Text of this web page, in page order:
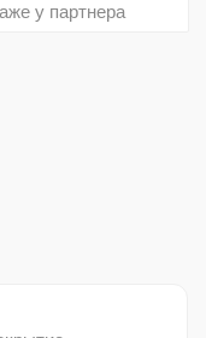
у партнера